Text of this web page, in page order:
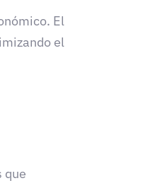
El
el
que